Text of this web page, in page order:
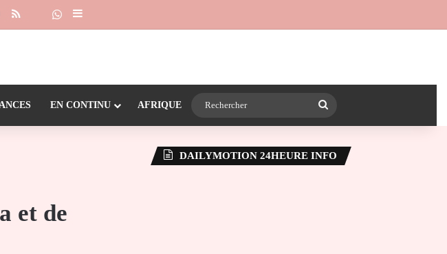
WhatsApp
RSS Dailymotion
Suivre la chaîne 24heureinfo sur WhatsApp
Sidebar (barre latérale)
EN CONTINU AFRIQUE
et de
DAILYMOTION 24HEURE INFO